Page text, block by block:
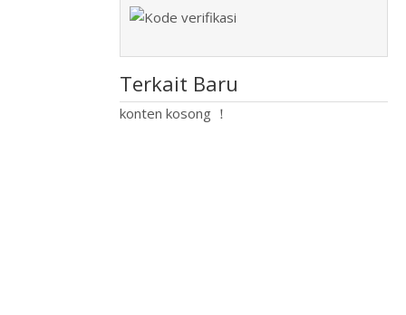
Terkait Baru
konten kosong ！